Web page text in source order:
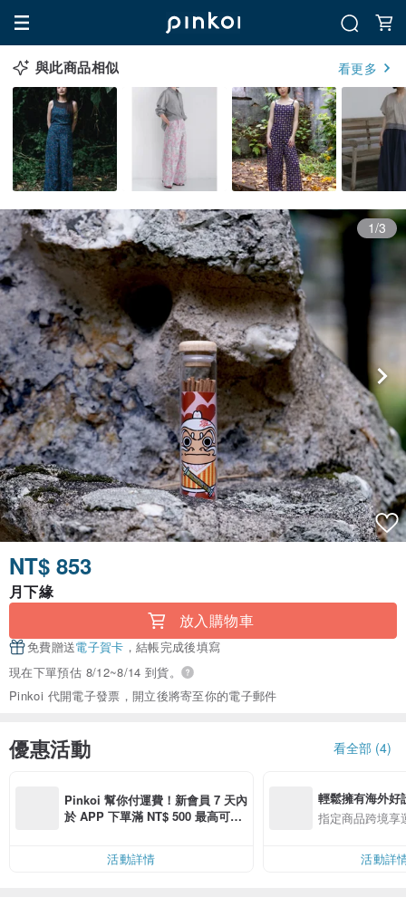
與此商品相似 看更多
1/3
NT$ 853
月下緣
放入購物車
免費贈送電子賀卡 ，結帳完成後填寫
現在下單預估 8/12~8/14 到貨。
Pinkoi 代開電子發票，開立後將寄至你的電子郵件
優惠活動 看全部 (4)
Pinkoi 幫你付運費！新會員 7 天內
於 APP 下單滿 NT$ 500 最高可折
活動詳情
輕鬆擁有海外好
指定商品跨境享
活動詳